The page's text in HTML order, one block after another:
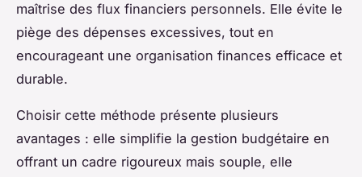
maîtrise des flux financiers personnels. Elle évite le
piège des dépenses excessives, tout en
encourageant une organisation finances efficace et
durable.
Choisir cette méthode présente plusieurs
avantages : elle simplifie la gestion budgétaire en
offrant un cadre rigoureux mais souple, elle